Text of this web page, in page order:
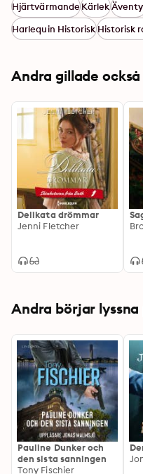
HjärtvärmandeKärlek
Harlequin HistoriskHistorisk
Andra gillade också
Delikata drömmar
Jenni Fletcher
Andra börjar lyssna
Pauline Dunker och
den sista sanningen
Tony Fischier